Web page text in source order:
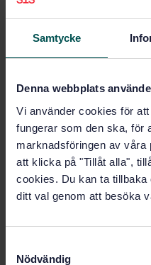
Samtycke
Denna webbplats
Vi använder cookies för
fungerar som den ska, för
marknadsföringen av våra
att klicka på "Tillåt alla",
cookies. Du kan ta
ditt val genom att besöka
Nödvändig
Språk: Engelska
Framtagen av:
schemasymboler,
Internationell titel:
Simplified
Part 2: Isometric
Fastställd: